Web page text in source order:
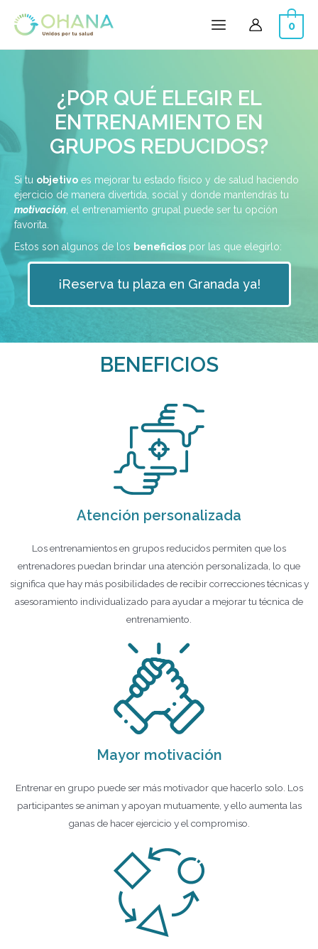
0
¿POR QUÉ ELEGIR EL
ENTRENAMIENTO EN
GRUPOS REDUCIDOS?
Si tu objetivo es mejorar tu estado físico y de salud haciendo
ejercicio de manera divertida, social y donde mantendrás tu
motivación , el entrenamiento grupal puede ser tu opción
favorita.
Estos son algunos de los beneficios por las que elegirlo:
¡Reserva tu plaza en Granada ya!
BENEFICIOS
Atención personalizada
Los entrenamientos en grupos reducidos permiten que los
entrenadores puedan brindar una atención personalizada, lo que
significa que hay más posibilidades de recibir correcciones técnicas y
asesoramiento individualizado para ayudar a mejorar tu técnica de
entrenamiento.
Mayor motivación
Entrenar en grupo puede ser más motivador que hacerlo solo. Los
participantes se animan y apoyan mutuamente, y ello aumenta las
ganas de hacer ejercicio y el compromiso.